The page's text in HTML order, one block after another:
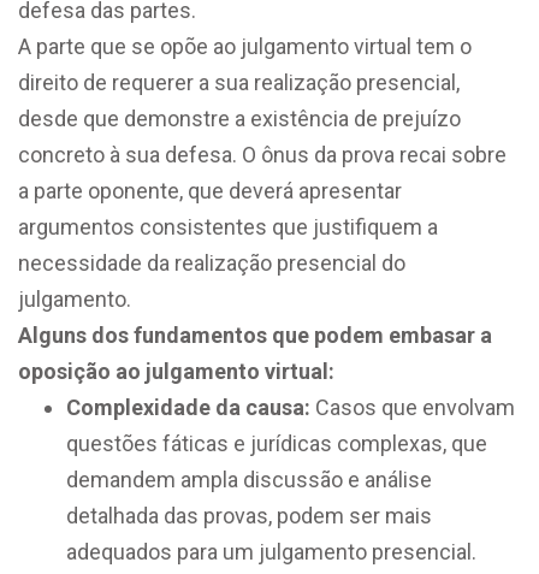
defesa das partes.
A parte que se opõe ao julgamento virtual tem o
direito de requerer a sua realização presencial,
desde que demonstre a existência de prejuízo
concreto à sua defesa. O ônus da prova recai sobre
a parte oponente, que deverá apresentar
argumentos consistentes que justifiquem a
necessidade da realização presencial do
julgamento.
Alguns dos fundamentos que podem embasar a
oposição ao julgamento virtual:
Complexidade da causa: Casos que envolvam
questões fáticas e jurídicas complexas, que
demandem ampla discussão e análise
detalhada das provas, podem ser mais
adequados para um julgamento presencial.